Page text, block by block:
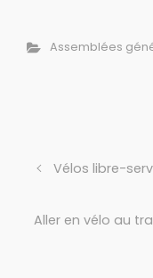
Assemblées
Vélos libre-
Aller en vélo au